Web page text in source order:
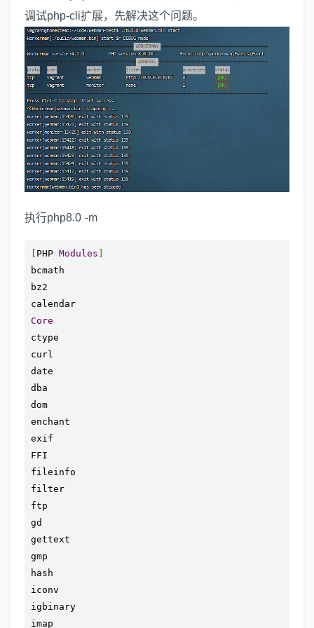
调试php-cli扩展，先解决这个问题。
执行php8.0 -m
PHP Modules
bcmath
bz2
Core
ctype
curl
date
dba
dom
enchant
exif
FFI
fileinfo
filter
ftp
gd
gettext
gmp
hash
iconv
igbinary
imap